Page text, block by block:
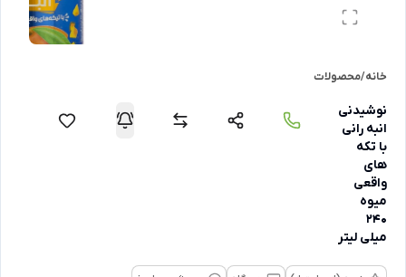
خانه/محصولات
نوشیدنی
انبه رانی
با تکه
های
واقعی
میوه
240
میلی لیتر